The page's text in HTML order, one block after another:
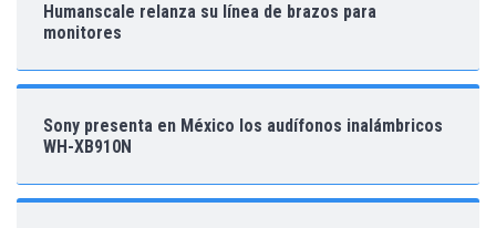
Humanscale relanza su línea de brazos para
monitores
Sony presenta en México los audífonos inalámbricos
WH-XB910N